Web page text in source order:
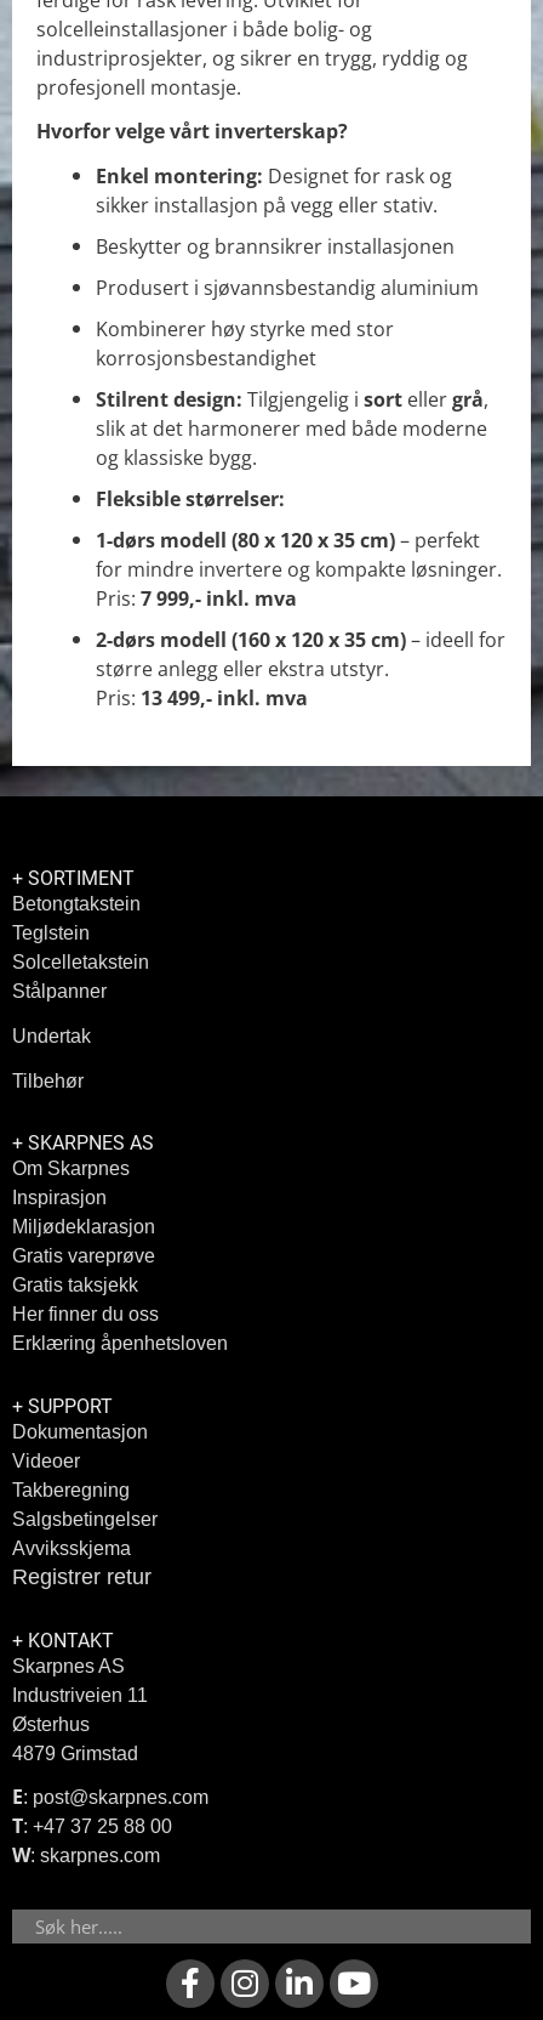
left
blank
solcelleinstallasjoner i både bolig- og
industriprosjekter, og sikrer en trygg, ryddig og
profesjonell montasje.
Hvorfor velge vårt inverterskap?
Enkel montering: Designet for rask og
sikker installasjon på vegg eller stativ.
Beskytter og brannsikrer installasjonen
Produsert i sjøvannsbestandig aluminium
Kombinerer høy styrke med stor
korrosjonsbestandighet
Stilrent design: Tilgjengelig isort ellergrå,
slik at det harmonerer med både moderne
og klassiske bygg.
Fleksible størrelser:
1-dørs modell (80 x 120 x 35 cm)– perfekt
for mindre invertere og kompakte løsninger.
Pris:7 999,- inkl. mva
2-dørs modell (160 x 120 x 35 cm)– ideell for
større anlegg eller ekstra utstyr.
Pris: 13 499,- inkl. mva
+ SORTIMENT
Betongtakstein
Teglstein
Solcelletakstein
Stålpanner
Undertak
Tilbehør
+ SKARPNES AS
Om Skarpnes
Inspirasjon
Miljødeklarasjon
Gratis vareprøve
Gratis taksjekk
Her finner du oss
Erklæring åpenhetsloven
+ SUPPORT
Dokumentasjon
Videoer
Takberegning
Salgsbetingelser
Avviksskjema
Registrer retur
+ KONTAKT
Skarpnes AS
Industriveien 11
Østerhus
4879 Grimstad
E: post@skarpnes.com
T: +47 37 25 88 00
W: skarpnes.com
Søk
F
a
I
n
L
i
Y
o